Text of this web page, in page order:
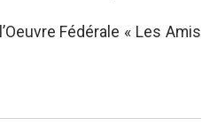
Fédérale « Les Amis